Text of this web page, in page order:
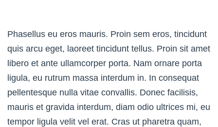
Phasellus eu eros mauris. Proin sem eros, tincidunt
quis arcu eget, laoreet tincidunt tellus. Proin sit amet
libero et ante ullamcorper porta. Nam ornare porta
ligula, eu rutrum massa interdum in. In consequat
pellentesque nulla vitae convallis. Donec facilisis,
mauris et gravida interdum, diam odio ultrices mi, eu
tempor ligula velit vel erat. Cras ut pharetra quam,